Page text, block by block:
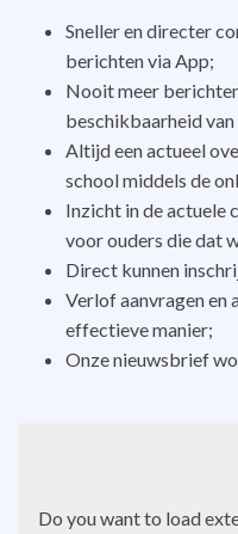
Sneller en directer
berichten via App;
Nooit meer
beschikbaarheid
Altijd een actueel
school middels de
Inzicht in de actuele
voor ouders die dat
Direct kunnen
Verlof aanvragen en
effectieve manier;
Onze nieuwsbrief
Do you want to load